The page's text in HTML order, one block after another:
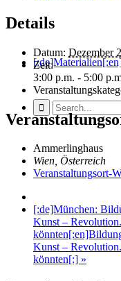
Details
Datum: Dezember
Zeit:
3:00 p.m. - 5:00
Ammerlinghaus
Wien, Österreich
Veranstaltungsort-
[:de]München:
Kunst –
Kunst –
könnten[:] »